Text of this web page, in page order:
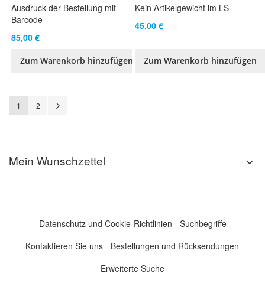
Ausdruck der Bestellung mit
Barcode
85,00 €
Zum Warenkorb hinzufügen
Kein Artikelgewicht im LS
45,00 €
Zum Warenkorb hinzufügen
SeiteSie lesen gerade Seite
1 Seite
2
Mein Wunschzettel
Datenschutz und Cookie-Richtlinien
Suchbegriffe
Kontaktieren Sie uns
Bestellungen und Rücksendungen
Erweiterte Suche